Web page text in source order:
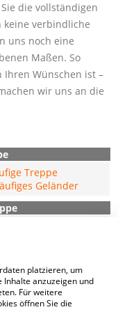
die vollständigen
keine verbindliche
uns noch eine
Maßen. So
Ihren Wünschen ist –
wir uns an die
Treppe
Geländer
Treppe
platzieren, um
Inhalte anzuzeigen und
Für weitere
öffnen Sie die